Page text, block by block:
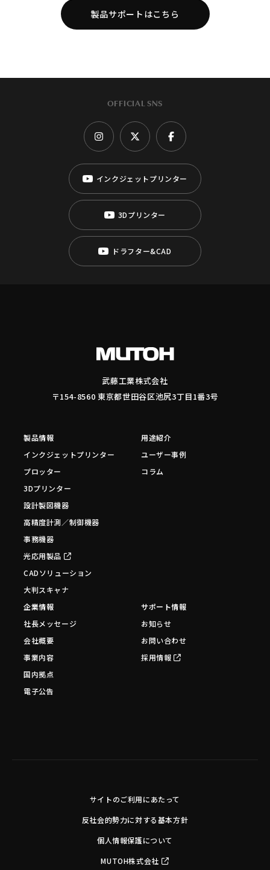
製品サポートはこちら
OFFICIAL SNS
インクジェットプリンター
3Dプリンター
ドラフター&CAD
武藤工業株式会社
〒154-8560 東京都世田谷区池尻3丁目1番3号
製品情報
インクジェットプリンター
プロッター
3Dプリンター
設計製図機器
高精度計測／制御機器
事務機器
光応用製品
CADソリューション
大判スキャナ
用途紹介
ユーザー事例
コラム
企業情報
社長メッセージ
会社概要
事業内容
国内拠点
電子公告
サポート情報
お知らせ
お問い合わせ
採用情報
サイトのご利用にあたって
反社会的勢力に対する基本方針
個人情報保護について
MUTOH株式会社